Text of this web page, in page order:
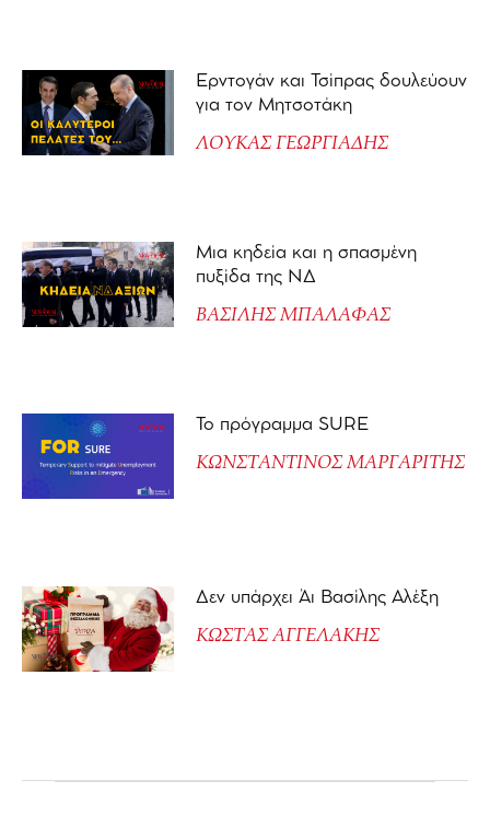
Ερντογάν και Τσίπρας δουλεύουν
για τον Μητσοτάκη
ΛΟΥΚΑΣ ΓΕΩΡΓΙΑΔΗΣ
Μια κηδεία και η σπασμένη
πυξίδα της ΝΔ
ΒΑΣΙΛΗΣ ΜΠΑΛΑΦΑΣ
Το πρόγραμμα SURE
ΚΩΝΣΤΑΝΤΙΝΟΣ ΜΑΡΓΑΡΙΤΗΣ
Δεν υπάρχει Άι Βασίλης Αλέξη
ΚΩΣΤΑΣ ΑΓΓΕΛΑΚΗΣ